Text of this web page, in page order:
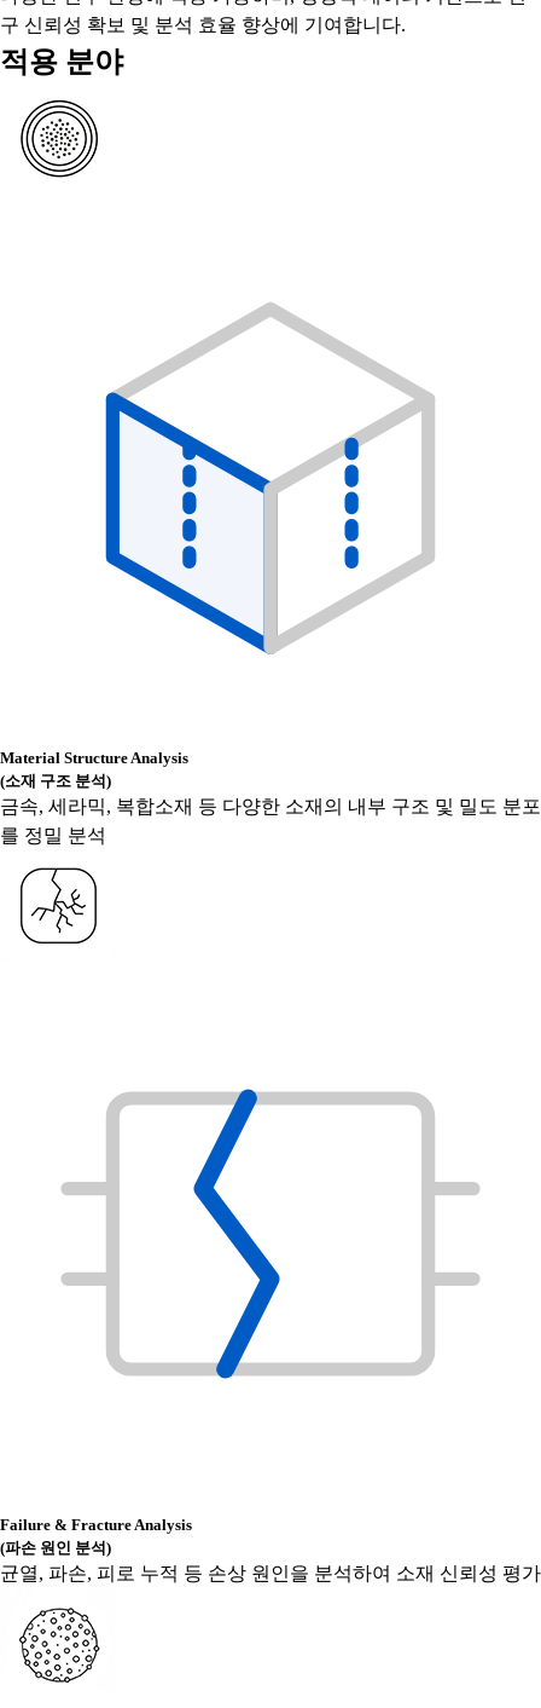
구 신뢰성 확보 및 분석 효율 향상에 기여합니다.
적용 분야
Material Structure Analysis
(소재 구조 분석)
금속, 세라믹, 복합소재 등 다양한 소재의 내부 구조 및 밀도 분포
를 정밀 분석
Failure & Fracture Analysis
(파손 원인 분석)
균열, 파손, 피로 누적 등 손상 원인을 분석하여 소재 신뢰성 평가